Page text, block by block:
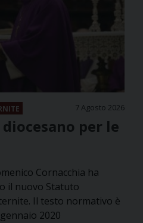
7 Agosto 2026
per le
Cornacchia ha
il nuovo Statuto
Il testo normativo è
2020